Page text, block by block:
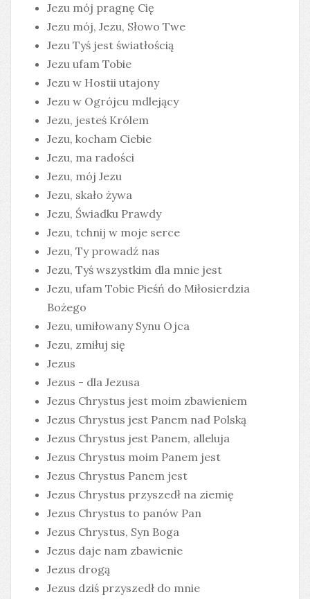
Jezu mój pragnę Cię
Jezu mój, Jezu, Słowo Twe
Jezu Tyś jest światłością
Jezu ufam Tobie
Jezu w Hostii utajony
Jezu w Ogrójcu mdlejący
Jezu, jesteś Królem
Jezu, kocham Ciebie
Jezu, ma radości
Jezu, mój Jezu
Jezu, skało żywa
Jezu, Świadku Prawdy
Jezu, tchnij w moje serce
Jezu, Ty prowadź nas
Jezu, Tyś wszystkim dla mnie jest
Jezu, ufam Tobie Pieśń do Miłosierdzia
Bożego
Jezu, umiłowany Synu Ojca
Jezu, zmiłuj się
Jezus
Jezus - dla Jezusa
Jezus Chrystus jest moim zbawieniem
Jezus Chrystus jest Panem nad Polską
Jezus Chrystus jest Panem, alleluja
Jezus Chrystus moim Panem jest
Jezus Chrystus Panem jest
Jezus Chrystus przyszedł na ziemię
Jezus Chrystus to panów Pan
Jezus Chrystus, Syn Boga
Jezus daje nam zbawienie
Jezus drogą
Jezus dziś przyszedł do mnie